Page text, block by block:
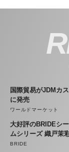
国際貿易がJDMカ
に発売
ワールドマーケット
大好評のBRIDEシ
ムシリーズ 織戸茉
BRIDE